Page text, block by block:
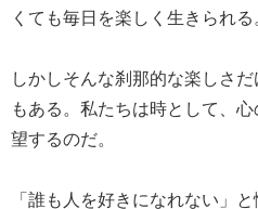
くても毎日を楽しく生きられる。
しかしそんな刹那的な楽しさ
もある。私たちは時として、
望するのだ。
「誰も人を好きになれない」